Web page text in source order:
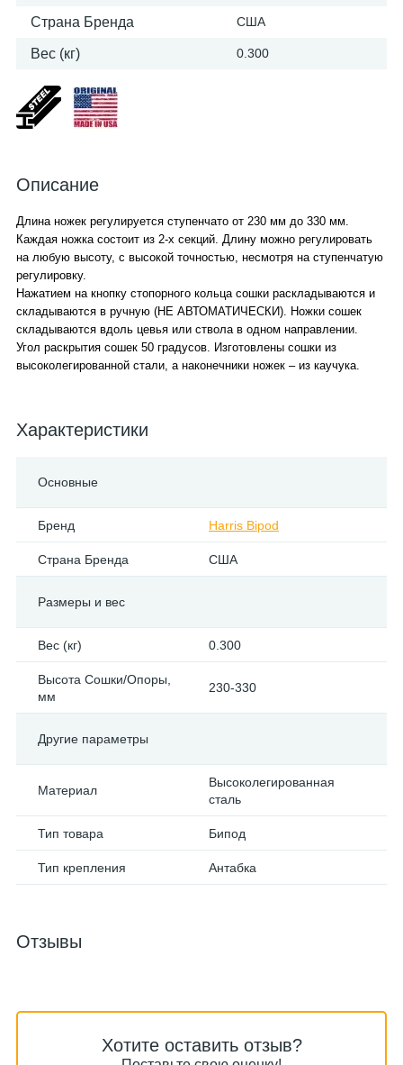
Страна Бренда США
Вес (кг) 0.300
Описание
Длина ножек регулируется ступенчато от 230 мм до 330 мм.
Каждая ножка состоит из 2-х секций. Длину можно регулировать
на любую высоту, с высокой точностью, несмотря на ступенчатую
регулировку.
Нажатием на кнопку стопорного кольца сошки раскладываются и
складываются в ручную (НЕ АВТОМАТИЧЕСКИ). Ножки сошек
складываются вдоль цевья или ствола в одном направлении.
Угол раскрытия сошек 50 градусов. Изготовлены сошки из
высоколегированной стали, а наконечники ножек – из каучука.
Характеристики
Основные
Бренд Harris Bipod
Страна Бренда США
Размеры и вес
Вес (кг) 0.300
Высота Сошки/Опоры,
мм
230-330
Другие параметры
Материал
Высоколегированная
сталь
Тип товара Бипод
Тип крепления Антабка
Отзывы
Хотите оставить отзыв?